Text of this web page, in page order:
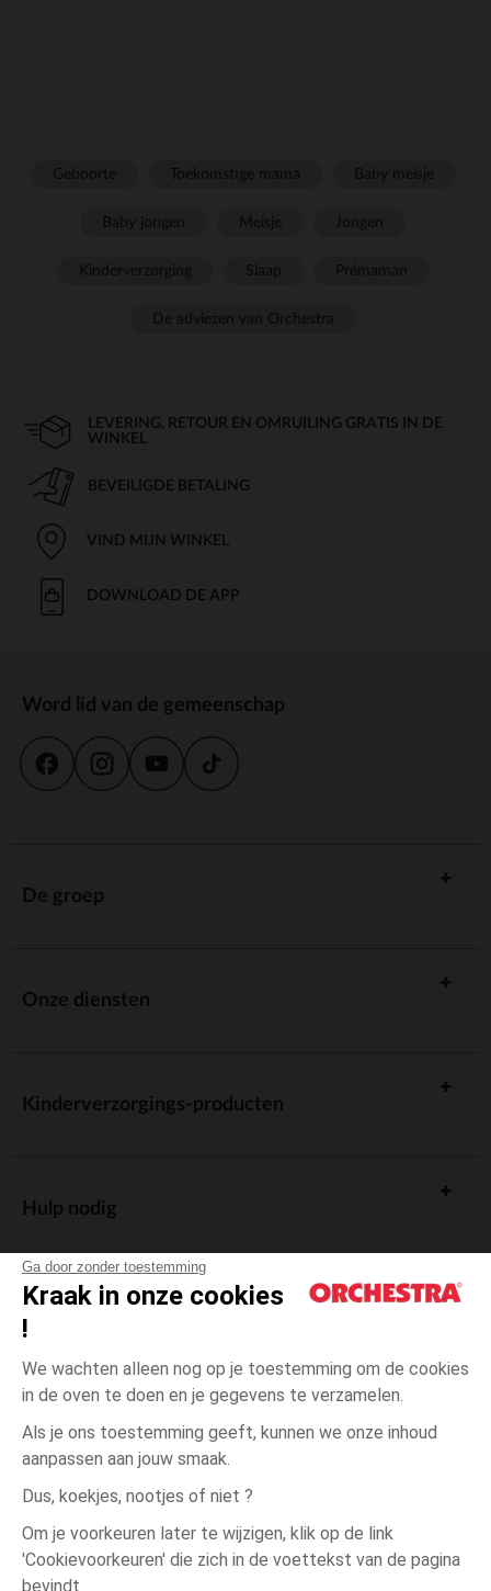
Ga door zonder toestemming
Kraak in onze cookies
!
We wachten alleen nog op je toestemming om de cookies
in de oven te doen en je gegevens te verzamelen.
Als je ons toestemming geeft, kunnen we onze inhoud
aanpassen aan jouw smaak.
Dus, koekjes, nootjes of niet ?
Om je voorkeuren later te wijzigen, klik op de link
'Cookievoorkeuren' die zich in de voettekst van de pagina
bevindt.
Beige Beige
één
LEVERING, RETOUR EN OMRUILING GRATIS IN DE
WINKEL
BEVEILIGDE BETALING
VIND MIJN WINKEL
DOWNLOAD DE APP
Word lid van de gemeenschap
De groep
Onze diensten
Kinderverzorgings-producten
Hulp nodig
Algemene verkoopsvoorwaarden
Wettelijke bepalingen
Persoonsgegevens